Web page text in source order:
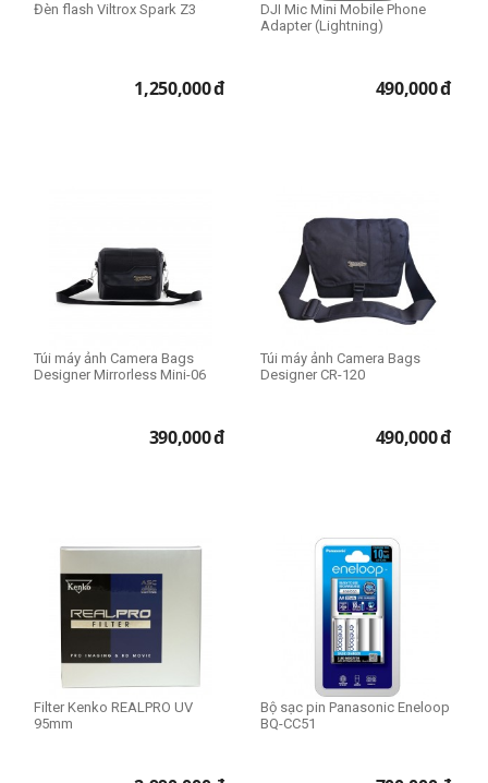
Đèn flash Viltrox Spark Z3
1,250,000đ
DJI Mic Mini Mobile Phone
Adapter (Lightning)
490,000đ
Túi máy ảnh Camera Bags
Designer Mirrorless Mini-06
390,000đ
Túi máy ảnh Camera Bags
Designer CR-120
490,000đ
Filter Kenko REALPRO UV
95mm
Bộ sạc pin Panasonic Eneloop
BQ-CC51